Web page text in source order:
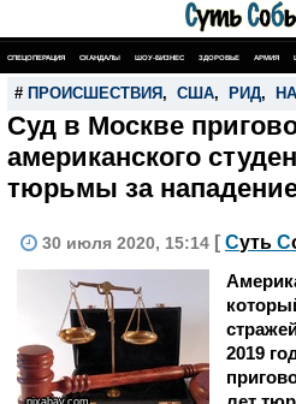
СПЕЦОПЕРАЦИЯ СКАНДАЛЫ ШОУ-БИЗНЕС ЗДОРОВЬЕ АРМИЯ
# ПРОИСШЕСТВИЯ , США, РИД,
Суд в Москве
американского
тюрьмы за
30 июля 2020, 15:14 [ Суть С
pixabay.com
2019